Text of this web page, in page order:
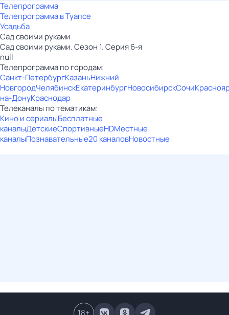
Телепрограмма
Телепрограмма в Туапсе
Усадьба
Сад своими руками
Сад своими руками. Сезон 1. Серия 6-я
null
Телепрограмма по городам:
Санкт-ПетербургКазаньНижний
НовгородЧелябинскЕкатеринбургНовосибирскСочи
на-ДонуКраснодар
Телеканалы по тематикам:
Кино и сериалыБесплатные
каналыДетскиеСпортивныеHDМестные
каналыПознавательные20 каналовНовостные
18+